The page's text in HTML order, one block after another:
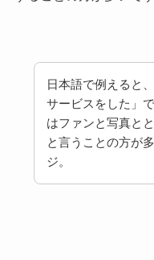
日本語で例えると
サービスをした」
はファンと写真と
と言うことの方が
ジ。